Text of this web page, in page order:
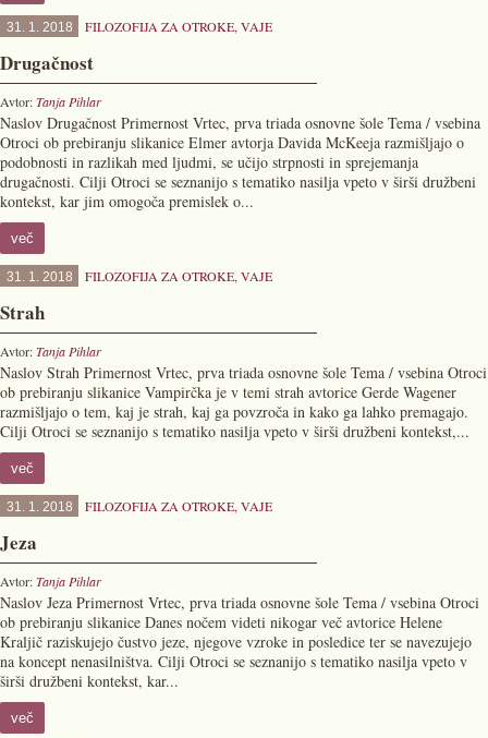
31. 1. 2018 FILOZOFIJA ZA OTROKE, VAJE
Drugačnost
Avtor:Tanja Pihlar
Naslov Drugačnost Primernost Vrtec, prva triada osnovne šole Tema / vsebina
Otroci ob prebiranju slikanice Elmer avtorja Davida McKeeja razmišljajo o
podobnosti in razlikah med ljudmi, se učijo strpnosti in sprejemanja
drugačnosti. Cilji Otroci se seznanijo s tematiko nasilja vpeto v širši družbeni
kontekst, kar jim omogoča premislek o...
več
31. 1. 2018 FILOZOFIJA ZA OTROKE, VAJE
Strah
Avtor:Tanja Pihlar
Naslov Strah Primernost Vrtec, prva triada osnovne šole Tema / vsebina Otroci
ob prebiranju slikanice Vampirčka je v temi strah avtorice Gerde Wagener
razmišljajo o tem, kaj je strah, kaj ga povzroča in kako ga lahko premagajo.
Cilji Otroci se seznanijo s tematiko nasilja vpeto v širši družbeni kontekst,...
več
31. 1. 2018 FILOZOFIJA ZA OTROKE, VAJE
Jeza
Avtor:Tanja Pihlar
Naslov Jeza Primernost Vrtec, prva triada osnovne šole Tema / vsebina Otroci
ob prebiranju slikanice Danes nočem videti nikogar več avtorice Helene
Kraljič raziskujejo čustvo jeze, njegove vzroke in posledice ter se navezujejo
na koncept nenasilništva. Cilji Otroci se seznanijo s tematiko nasilja vpeto v
širši družbeni kontekst, kar...
več